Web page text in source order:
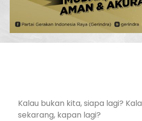
Kalau bukan kita, siapa lagi?
sekarang, kapan lagi?